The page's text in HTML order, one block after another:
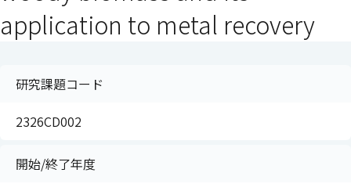
application to metal recovery
研究課題コード
2326CD002
開始/終了年度